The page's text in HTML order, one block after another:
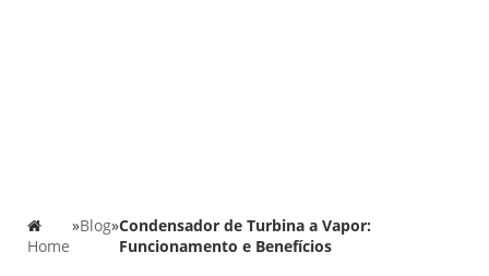
Home
»Blog»Condensador de Turbina a Vapor:
Funcionamento e Benefícios